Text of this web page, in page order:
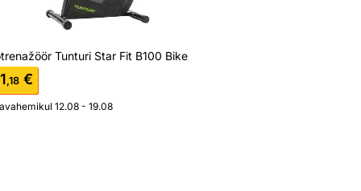
Tunturi Star Fit B100 Bike
,18€
12.08 - 19.08